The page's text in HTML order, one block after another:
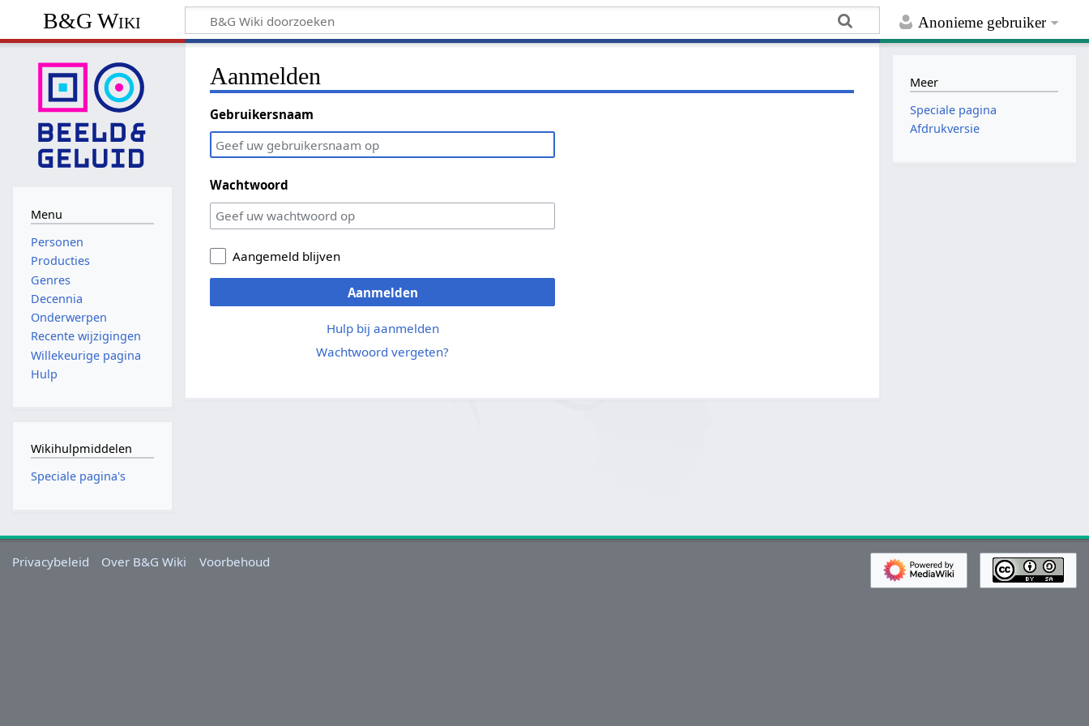
Anonieme gebruiker
B&G Wiki
Aanmelden
Gebruikersnaam
Wachtwoord
Aangemeld blijven
Aanmelden
Hulp bij aanmelden
Wachtwoord vergeten?
Menu
Personen
Producties
Genres
Decennia
Onderwerpen
Recente wijzigingen
Willekeurige pagina
Hulp
Wikihulpmiddelen
Speciale pagina's
Meer
Speciale pagina
Afdrukversie
Privacybeleid Over B&G Wiki Voorbehoud